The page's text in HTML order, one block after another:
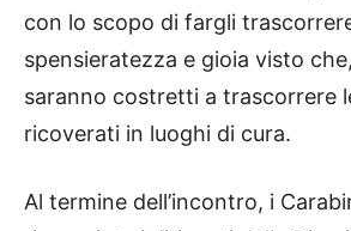
con lo scopo di fargli
spensieratezza e gioia visto
saranno costretti a trascorrere
ricoverati in luoghi di cura.
Al termine dell’incontro, i